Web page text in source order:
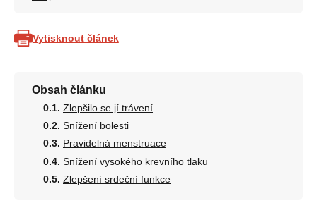
Vytisknout článek
Obsah článku
Zlepšilo se jí trávení
Snížení bolesti
Pravidelná menstruace
Snížení vysokého krevního tlaku
Zlepšení srdeční funkce